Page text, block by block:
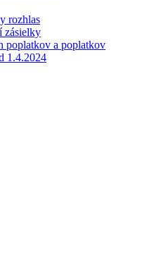
rozhlas
zásielky
poplatkov a poplatkov
1.4.2024